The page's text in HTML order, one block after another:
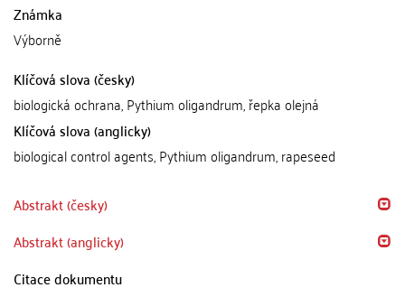
Známka
Výborně
Klíčová slova (česky)
biologická ochrana, Pythium oligandrum, řepka olejná
Klíčová slova (anglicky)
biological control agents, Pythium oligandrum, rapeseed
Abstrakt (česky)
Abstrakt (anglicky)
Citace dokumentu